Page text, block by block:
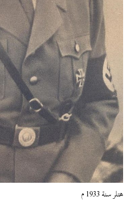
هتلر سنة 1933 م